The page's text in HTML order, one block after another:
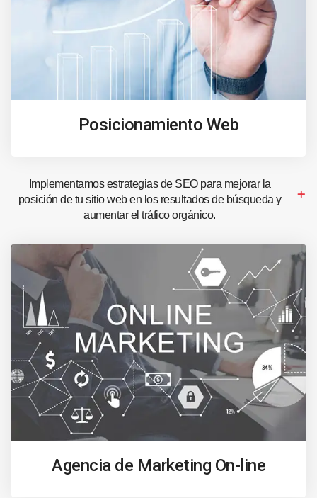
Posicionamiento Web
Implementamos estrategias de SEO para mejorar la
posición de tu sitio web en los resultados de búsqueda y
aumentar el tráfico orgánico.
Agencia de Marketing On-line